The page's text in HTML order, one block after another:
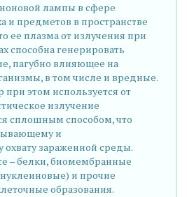
лампы в сфере
и предметов в пространстве
ее плазма от излучения при
способна генерировать
пагубно влияющее на
в том числе и вредные.
при этом используется от
излучение
сплошным способом, что
и
зараженной среды.
– белки, биомембранные
и прочие
образования.